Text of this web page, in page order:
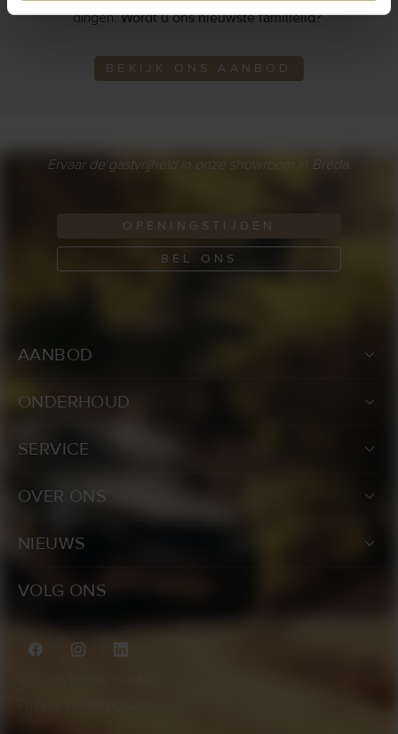
dingen.Wordt u ons nieuwste familielid?
BEKIJK ONS AANBOD
Ervaar de gastvrijheid in onze showroom in Breda.
OPENINGSTIJDEN
BEL ONS
AANBOD
ONDERHOUD
SERVICE
OVER ONS
NIEUWS
VOLG ONS